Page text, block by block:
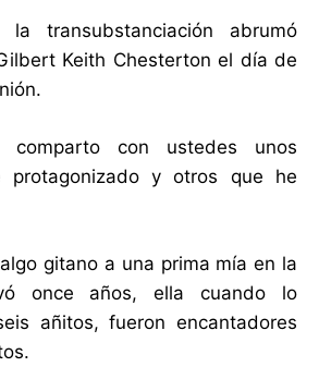
transubstanciación abrumó
Keith Chesterton el día de
comparto con ustedes unos
protagonizado y otros que he
gitano a una prima mía en la
once años, ella cuando lo
añitos, fueron encantadores